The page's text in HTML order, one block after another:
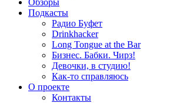
Обзоры
Подкасты
Радио Буфет
Drinkhacker
Long Tongue at the Bar
Бизнес. Бабки. Чирз!
Девочки, в студию!
Как-то справляюсь
О проекте
Контакты